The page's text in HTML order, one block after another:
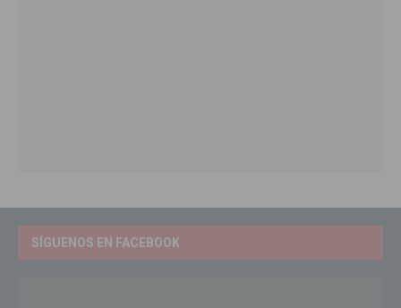
SÍGUENOS EN FACEBOOK